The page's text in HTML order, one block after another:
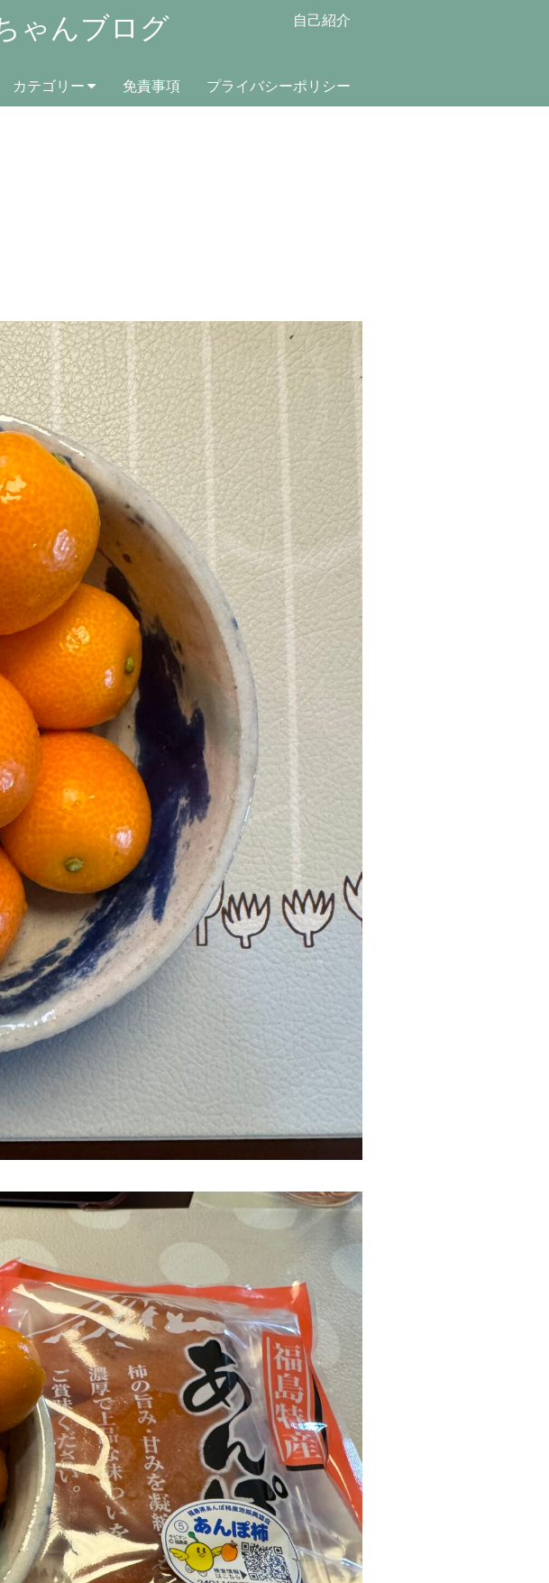
ゃんブログ 自己紹介
カテゴリー 免責事項 プライバシーポリシー